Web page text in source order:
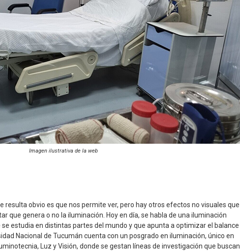
Imagen ilustrativa de la web
resulta obvio es que nos permite ver, pero hay otros efectos no visuales que
que genera o no la iluminación. Hoy en día, se habla de una iluminación
estudia en distintas partes del mundo y que apunta a optimizar el balance
Nacional de Tucumán cuenta con un posgrado en iluminación, único en
Luz y Visión, donde se gestan líneas de investigación que buscan